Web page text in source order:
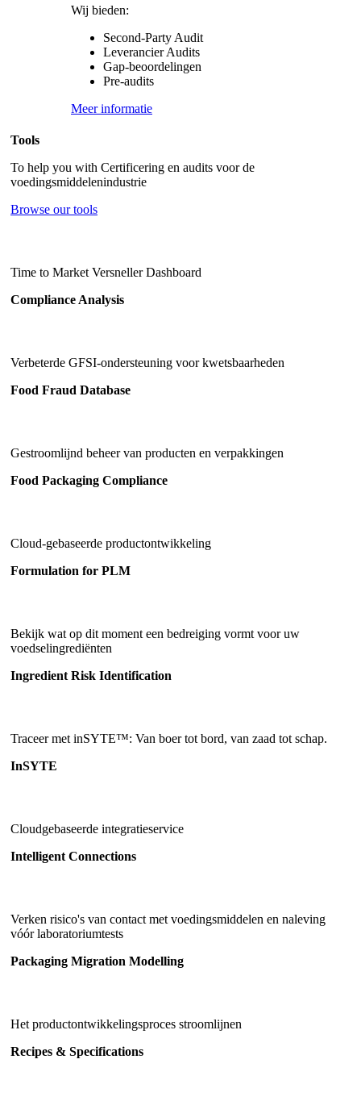
Wij bieden:
Second-Party Audit
Leverancier Audits
Gap-beoordelingen
Pre-audits
Meer informatie
Tools
To help you with Certificering en audits voor de
voedingsmiddelenindustrie
Browse our tools
Time to Market Versneller Dashboard
Compliance Analysis
Verbeterde GFSI-ondersteuning voor kwetsbaarheden
Food Fraud Database
Gestroomlijnd beheer van producten en verpakkingen
Food Packaging Compliance
Cloud-gebaseerde productontwikkeling
Formulation for PLM
Bekijk wat op dit moment een bedreiging vormt voor uw
voedselingrediënten
Ingredient Risk Identification
Traceer met inSYTE™: Van boer tot bord, van zaad tot schap.
InSYTE
Cloudgebaseerde integratieservice
Intelligent Connections
Verken risico's van contact met voedingsmiddelen en naleving
vóór laboratoriumtests
Packaging Migration Modelling
Het productontwikkelingsproces stroomlijnen
Recipes & Specifications